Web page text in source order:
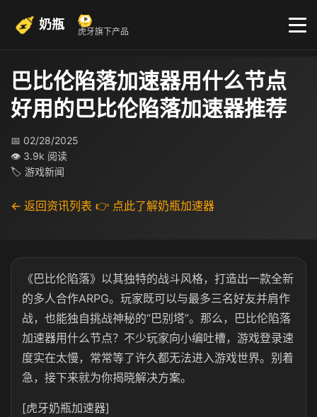
奶瓶 虎牙旗下产品
巴比伦陷落加速器用什么节点
好用的巴比伦陷落加速器推荐
📅 02/28/2025
👁 3.9k 阅读
🏷 游戏新闻
← 返回资讯列表 👉 点此了解奶瓶加速器
《巴比伦陷落》以其独特的战斗风格，打造出一款全新
的多人合作ARPG。玩家既可以与最多三名好友并肩作
战，也能独自挑战神秘的“巴别塔”。那么，巴比伦陷落
加速器用什么节点？不少玩家向小编吐槽，游戏登录速
度实在太慢，常常等了许久都无法进入游戏世界。别着
急，接下来就为你揭晓解决方案。
[虎牙奶瓶加速器]